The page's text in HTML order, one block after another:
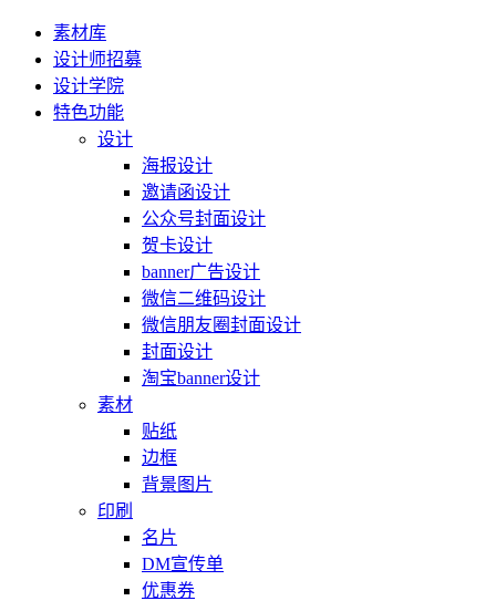
素材库
设计师招募
设计学院
特色功能
设计
海报设计
邀请函设计
公众号封面设计
贺卡设计
banner广告设计
微信二维码设计
微信朋友圈封面设计
封面设计
淘宝banner设计
素材
贴纸
边框
背景图片
印刷
名片
DM宣传单
优惠券